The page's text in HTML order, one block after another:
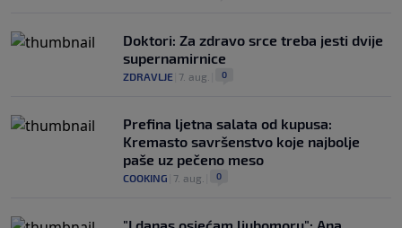
Doktori: Za zdravo srce treba jesti dvije
supernamirnice
ZDRAVLJE 7. aug. 0
Prefina ljetna salata od kupusa:
Kremasto savršenstvo koje najbolje
paše uz pečeno meso
COOKING 7. aug. 0
"I danas osjećam ljubomoru": Ana